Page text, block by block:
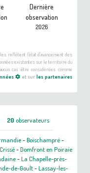
Dernière
observation
2026
reflètent l'état d'avancement des
existantes sur le territoire du
cas être considérées comme
et surles partenaires
20 observateurs
-Boischampré-
Crissé-Domfront en Poiraie
-La Chapelle-près-
de-Goult-Lassay-les-